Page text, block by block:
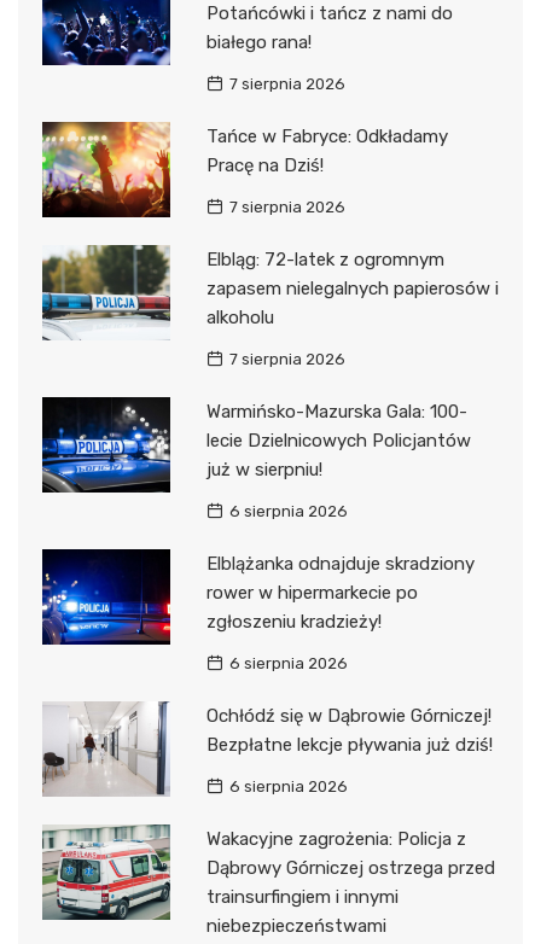
Potańcówki i tańcz z nami do
białego rana!
7 sierpnia 2026
Tańce w Fabryce: Odkładamy
Pracę na Dziś!
7 sierpnia 2026
Elbląg: 72-latek z ogromnym
zapasem nielegalnych papierosów i
alkoholu
7 sierpnia 2026
Warmińsko-Mazurska Gala: 100-
lecie Dzielnicowych Policjantów
już w sierpniu!
6 sierpnia 2026
Elblążanka odnajduje skradziony
rower w hipermarkecie po
zgłoszeniu kradzieży!
6 sierpnia 2026
Ochłódź się w Dąbrowie Górniczej!
Bezpłatne lekcje pływania już dziś!
6 sierpnia 2026
Wakacyjne zagrożenia: Policja z
Dąbrowy Górniczej ostrzega przed
trainsurfingiem i innymi
niebezpieczeństwami